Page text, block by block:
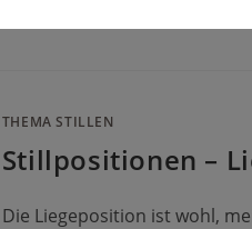
THEMA STILLEN
Stillpositionen –
Die Liegeposition ist wohl,